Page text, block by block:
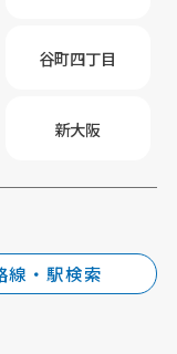
谷町四丁目
新大阪
線・駅検索